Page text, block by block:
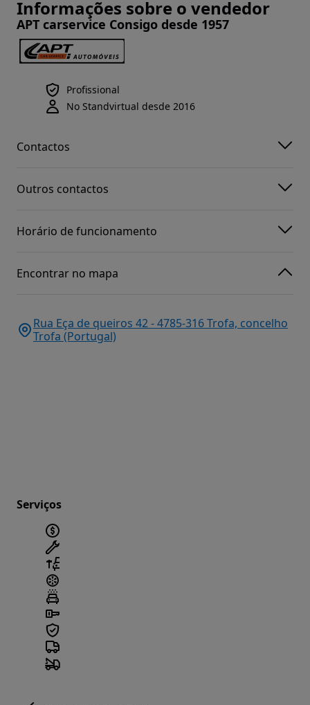
Informações sobre o vendedor
APT carservice Consigo desde 1957
Profissional
No Standvirtual desde 2016
Contactos
Outros contactos
Horário de funcionamento
Encontrar no mapa
Rua Eça de queiros 42 - 4785-316 Trofa, concelho
Trofa (Portugal)
Serviços